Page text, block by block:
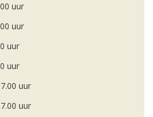
uur
uur
uur
uur
uur
uur